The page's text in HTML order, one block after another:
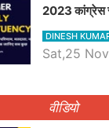
2023 कांग्रेस
भाटी होंगे
विधानसभा सीट
DINESH
Sat,25
वीडियो